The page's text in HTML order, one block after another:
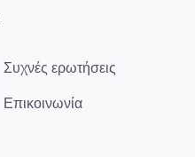
Συχνές ερωτήσεις
Επικοινωνία